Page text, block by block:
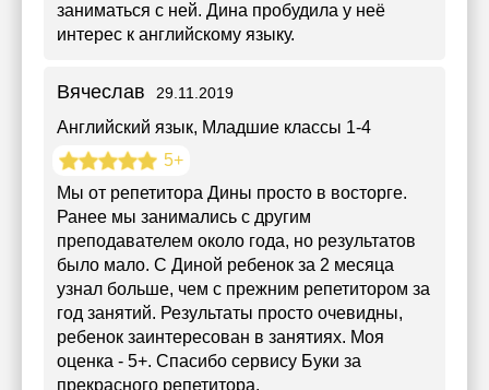
заниматься с ней. Дина пробудила у неё
интерес к английскому языку.
Вячеслав 29.11.2019
Английский язык, Младшие классы 1-4
5+
Мы от репетитора Дины просто в восторге.
Ранее мы занимались с другим
преподавателем около года, но результатов
было мало. С Диной ребенок за 2 месяца
узнал больше, чем с прежним репетитором за
год занятий. Результаты просто очевидны,
ребенок заинтересован в занятиях. Моя
оценка - 5+. Спасибо сервису Буки за
прекрасного репетитора.